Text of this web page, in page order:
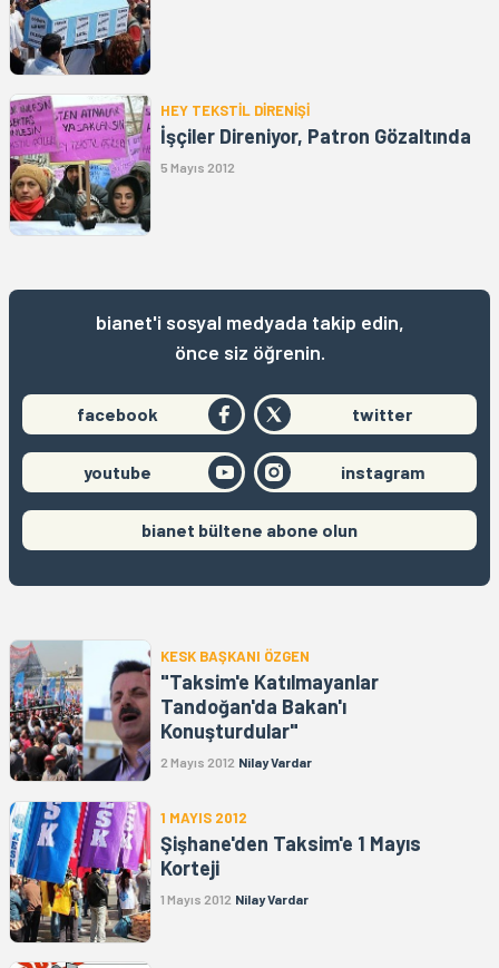
HEY TEKSTİL DİRENİŞİ
İşçiler Direniyor, Patron Gözaltında
5 Mayıs 2012
bianet'i sosyal medyada takip edin,
önce siz öğrenin.
facebook twitter
youtube instagram
bianet bültene abone olun
KESK BAŞKANI ÖZGEN
"Taksim'e Katılmayanlar
Tandoğan'da Bakan'ı
Konuşturdular"
2 Mayıs 2012 Nilay Vardar
1 MAYIS 2012
Şişhane'den Taksim'e 1 Mayıs
Korteji
1 Mayıs 2012 Nilay Vardar